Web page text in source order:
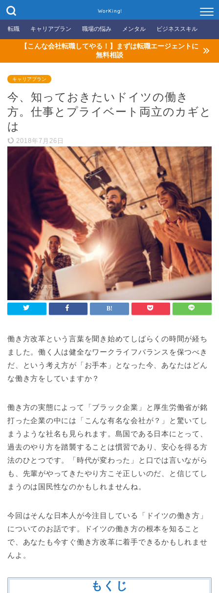
WorKing!
転職 キャリアプラン 職場の悩み メンタル ビジネススキル
【こんな会社転職してやる！】まずは転職エージェントに
無料相談
キャリアプラン
今、知っておきたいドイツの働き
方。仕事とプライベート両立のカギと
は
2018年7月26日
働き方改革という言葉を聞き始めてしばらくの時間が経ち
ました。働く人は健全なワークライフバランスを保つべき
だ、という考え方が「お手本」となった今、あなたはどん
な働き方をしていますか？
働き方の実態によって「ブラック企業」と厚生労働省が銘
打った企業の中には「こんな有名な会社が？」と驚いてし
まうような社名も見られます。島国である日本にとって、
過去のやり方を踏襲することは慣習であり、安心を得る方
法のひとつです。「時代が変わった」と口では言いながら
も、先輩がやってきたやり方こそ正しいのだ、と信じてし
まうのは国民性なのかもしれませんね。
今回はそんな日本人が今注目している「ドイツの働き方」
についてのお話です。ドイツの働き方の根本を知ること
で、あなたも今すぐ働き方改革に着手できるかもしれませ
んよ。
もくじ